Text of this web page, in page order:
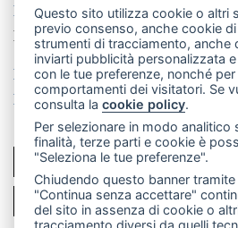
La redazione
MerateOnline
Made by VIP
Privacy policy
Cookie policy
Rivedi le tue scelte sui cookie
SCRIVICI
PER LA TUA
Questo sito utilizza cookie o altri
previo consenso, anche cookie
strumenti di tracciamento, anche
inviarti pubblicità personalizzata
con le tue preferenze, nonché
comportamenti dei visitatori. Se
consulta lacookie policy.
Per selezionare in modo analitico
finalità, terze parti e cookie è
"Seleziona le tue preferenze".
Chiudendo questo banner
"Continua senza accettare"
del sito in assenza di cookie o